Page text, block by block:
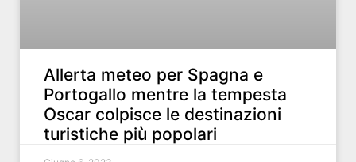
Allerta meteo per Spagna e
Portogallo mentre la tempesta
Oscar colpisce le destinazioni
turistiche più popolari